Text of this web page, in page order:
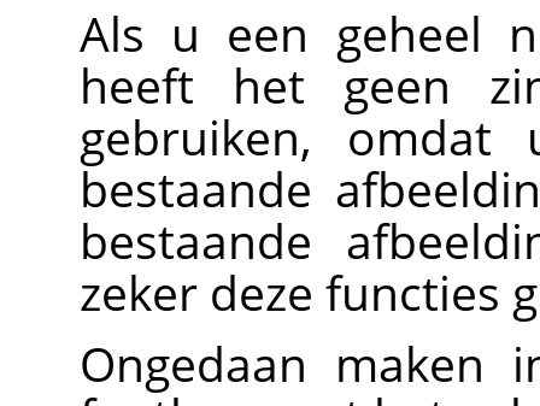
Als u een geheel
heeft het geen
gebruiken,
bestaande
bestaande
zeker deze functies
Ongedaan maken